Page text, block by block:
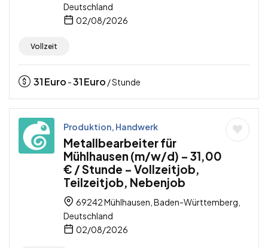
Deutschland
02/08/2026
Vollzeit
31Euro -31Euro / Stunde
Produktion, Handwerk
Metallbearbeiter für
Mühlhausen (m/w/d) – 31,00
€ / Stunde – Vollzeitjob,
Teilzeitjob, Nebenjob
69242 Mühlhausen, Baden-Württemberg,
Deutschland
02/08/2026